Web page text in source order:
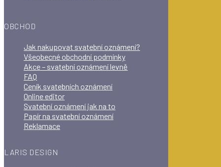
OBCHOD
Jak nakupovat svatební oznámení?
Všeobecné obchodní podmínky
Akce – svatební oznámení levně
FAQ
Ceník svatebních oznámení
Online editor
Svatební oznámení jak na to
Papír na svatební oznámení
Reklamace
LARIS DESIGN